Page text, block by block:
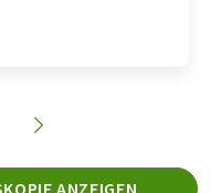
ANZEIGEN